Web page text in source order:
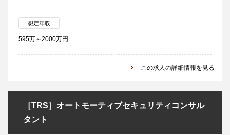
想定年収
595万～2000万円
この求人の詳細情報を見る
［TRS］オートモーティブセキュリティコンサル
タント